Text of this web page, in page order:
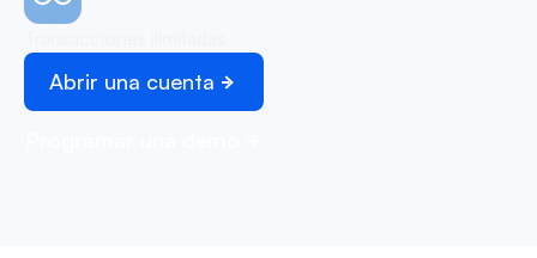
Abrir una cuenta